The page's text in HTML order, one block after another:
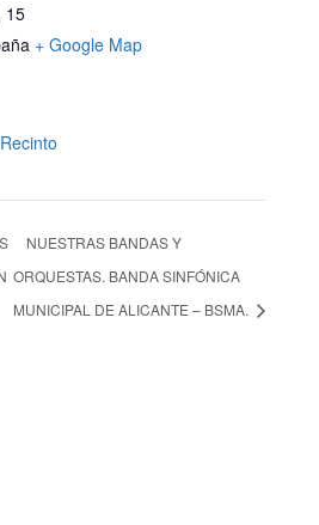
15
+ Google Map
NUESTRAS BANDAS Y
ORQUESTAS. BANDA SINFÓNICA
MUNICIPAL DE ALICANTE – BSMA.